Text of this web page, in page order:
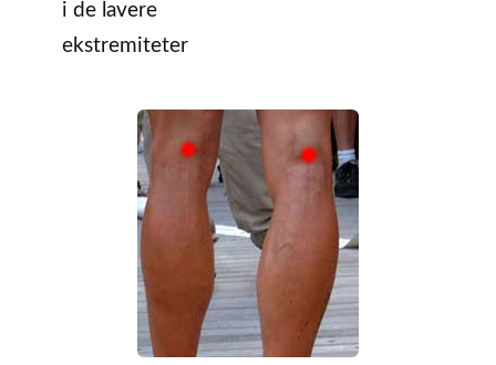
i de lavere
ekstremiteter